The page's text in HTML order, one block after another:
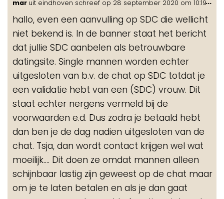
mar uit eindhoven schreef op 28 september 2020 om 10:19
hallo, even een aanvulling op SDC die wellicht
niet bekend is. In de banner staat het bericht
dat jullie SDC aanbelen als betrouwbare
datingsite. Single mannen worden echter
uitgesloten van b.v. de chat op SDC totdat je
een validatie hebt van een (SDC) vrouw. Dit
staat echter nergens vermeld bij de
voorwaarden e.d. Dus zodra je betaald hebt
dan ben je de dag nadien uitgesloten van de
chat. Tsja, dan wordt contact krijgen wel wat
moeilijk.... Dit doen ze omdat mannen alleen
schijnbaar lastig zijn geweest op de chat maar
om je te laten betalen en als je dan gaat